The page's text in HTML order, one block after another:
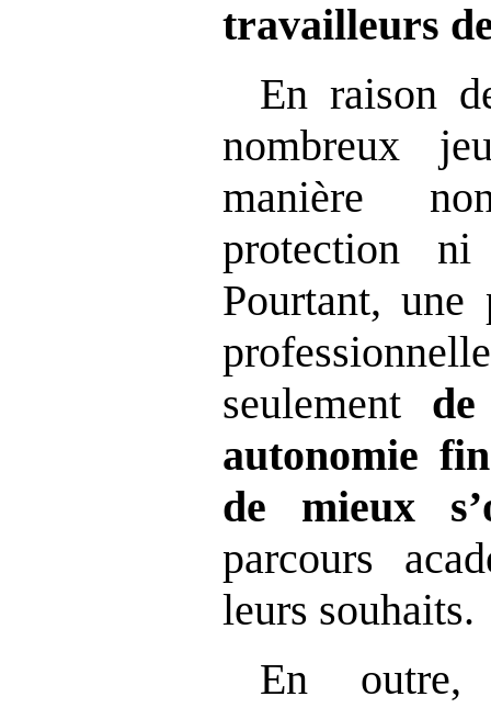
travailleurs
En raison
nombreux
manière
protection ni
Pourtant, une
seulement
autonomie
de mieux
parcours
leurs souhaits.
En